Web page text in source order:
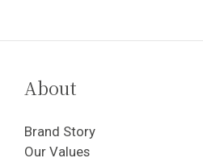
About
Brand Story
Our Values